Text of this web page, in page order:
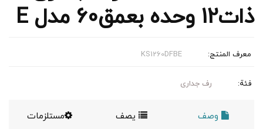
ذات12 وحده بعمق60 مدل E
معرف المنتج: KS1260DFBE
فئة: رف جداری
وصف يصف مستلزمات